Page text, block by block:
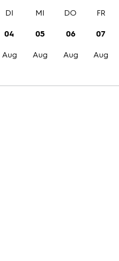
Trailer
Bilder
04
Aug
DI
05
Aug
MI
06
Aug
DO
07
Aug
FR